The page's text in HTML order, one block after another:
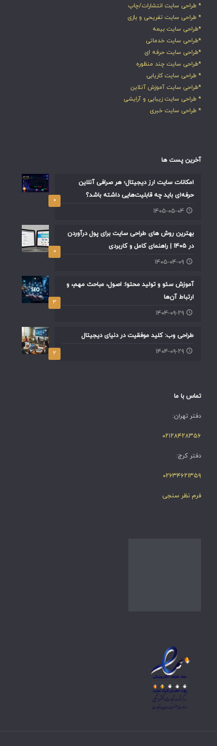
* طراحی سایت انتشارات/چاپ
* طراحی سایت تفریحی و بازی
*طراحی سایت بیمه
*طراحی سایت خدماتی
*طراحی سایت حرفه ای
*طراحی سایت چند منظوره
* طراحی سایت کاریابی
*طراحی سایت آموزش آنلاین
* طراحی سایت زیبایی و آرایشی
* طراحی سایت خبری
آخرین پست ها
۰
امکانات سایت ارز دیجیتال؛ هر صرافی آنلاین
حرفه‌ای باید چه قابلیت‌هایی داشته باشد؟
۱۴۰۵-۰۵-۰۴
۰
بهترین روش های طراحی سایت برای پول درآوردن
در ۱۴۰۵ | راهنمای کامل و کاربردی
۱۴۰۵-۰۴-۰۹
۳
آموزش سئو و تولید محتوا: اصول، مباحث مهم، و
ارتباط آن‌ها
۱۴۰۴-۰۹-۲۹
۲
طراحی وب: کلید موفقیت در دنیای دیجیتال
۱۴۰۴-۰۹-۲۹
تماس با ما
دفتر تهران:
۰۲۱۲۸۴۲۸۳۵۶
دفتر کرج:
۰۲۶۳۴۶۲۱۳۵۹
فرم نظر سنجی